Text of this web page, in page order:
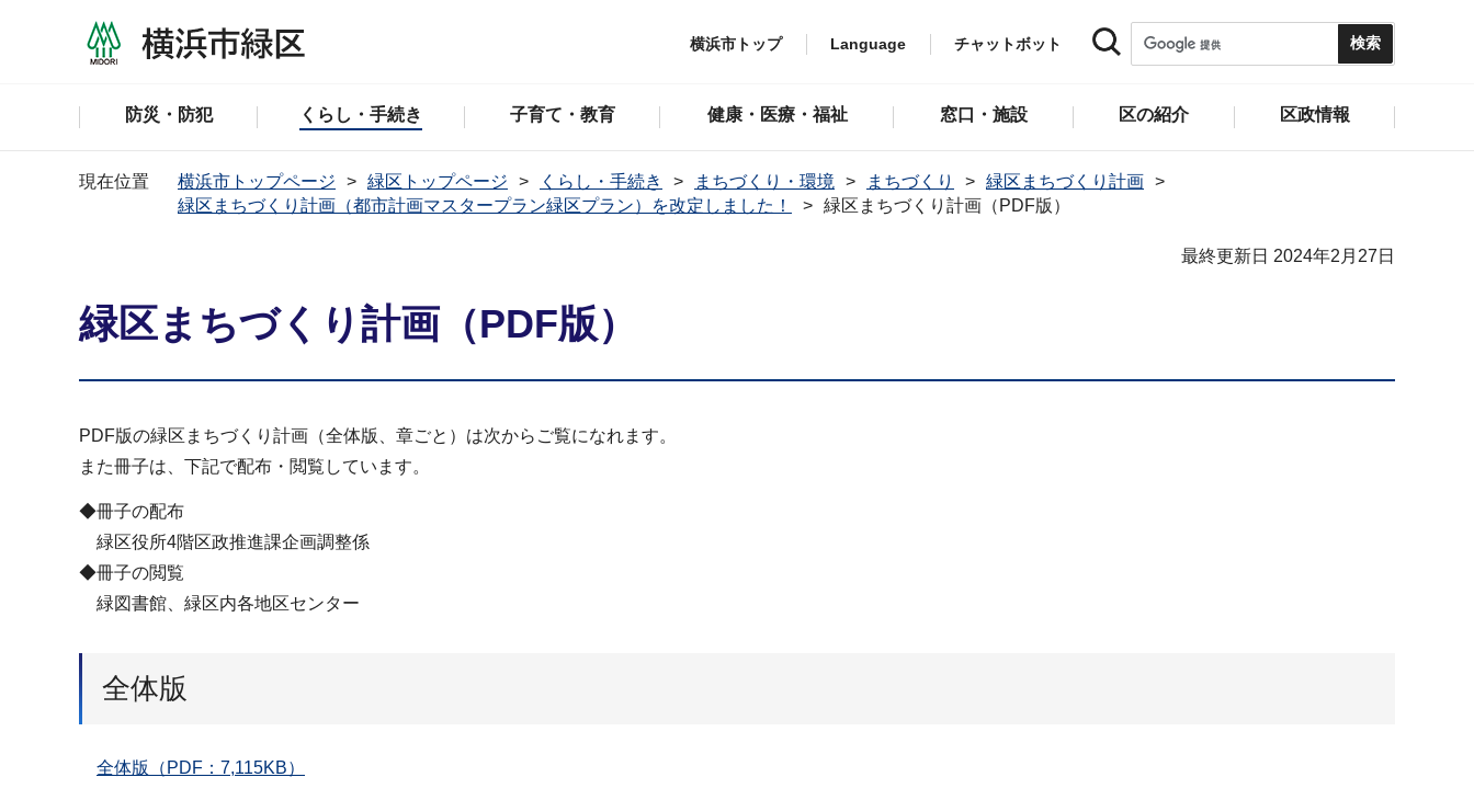
横浜市トップ Language チャットボット
防災・防犯 くらし・手続き 子育て・教育 健康・医療・福祉 窓口・施設 区の紹介 区政情報
現在位置 横浜市トップページ 緑区トップページ くらし・手続き まちづくり・環境 まちづくり
緑区まちづくり計画
緑区まちづくり計画（都市計画マスタープラン緑区プラン）を改定しました！
緑区まちづくり計画（PDF版）
最終更新日 2024年2月27日
緑区まちづくり計画（PDF版）
PDF版の緑区まちづくり計画（全体版、章ごと）は次からご覧になれます。
また冊子は、下記で配布・閲覧しています。
◆冊子の配布
緑区役所4階区政推進課企画調整係
◆冊子の閲覧
緑図書館、緑区内各地区センター
全体版
全体版（PDF：7,115KB）